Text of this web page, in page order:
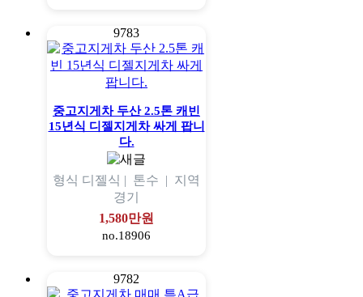
9783
중고지게차 두산 2.5톤 캐빈
15년식 디젤지게차 싸게 팝니
다.
형식 디젤식 | 톤수 | 지역
경기
1,580만원
no.18906
9782